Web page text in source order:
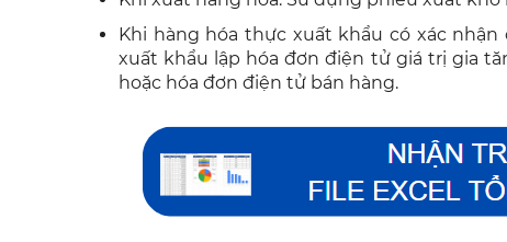
Khi hàng hóa thực xuất khẩu có xác
xuất khẩu lập hóa đơn điện tử giá trị gia
hoặc hóa đơn điện tử bán hàng.